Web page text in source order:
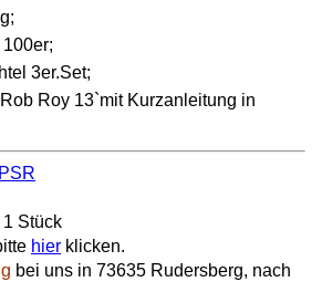
3er.Set;
Roy 13`mit Kurzanleitung in
Stück
hier klicken.
bei uns in 73635 Rudersberg, nach